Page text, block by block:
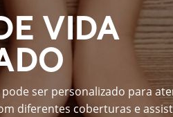
VIDA
ser personalizado para
diferentes coberturas e